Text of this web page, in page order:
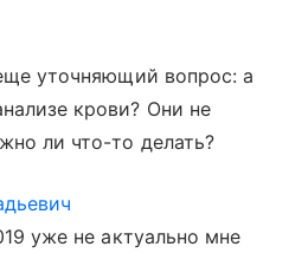
уточняющий вопрос: а
крови? Они не
ли что-то делать?
уже не актуально мне